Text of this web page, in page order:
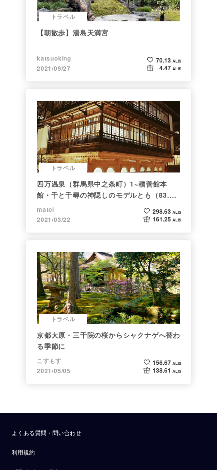
トラベル
【朝散歩】湯島天満宮
katsuoking
2021/09/27
70.13 ALIS
4.47 ALIS
トラベル
四万温泉（群馬県中之条町）1~積善館本
館・千と千尋の神隠しのモデルとも（83.と
らべるショット）
matol
2021/03/22
298.63 ALIS
161.25 ALIS
トラベル
京都大原・三千院の桜からシャクナゲへ替わ
る季節に
こすもす
2021/05/05
156.67 ALIS
138.61 ALIS
よくある質問・問い合わせ
利用規約